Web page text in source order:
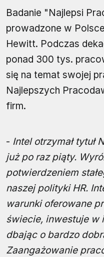
Badanie "Najlepsi
prowadzone w
Hewitt. Podczas
ponad 300 tys.
się na temat swojej
Najlepszych
firm.
- Intel otrzymał tytuł
już po raz piąty.
potwierdzeniem
naszej polityki HR.
warunki oferowane
świecie, inwestuje w
dbając o bardzo
Zaangażowanie